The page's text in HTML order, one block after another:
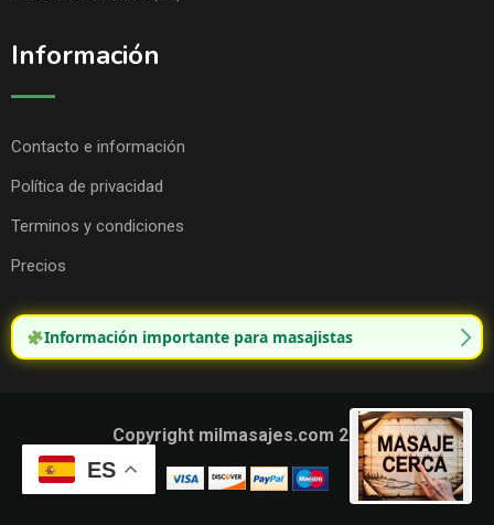
Información
Contacto e información
Política de privacidad
Terminos y condiciones
Precios
Información importante para masajistas
Copyright milmasajes.com 2025.
ES